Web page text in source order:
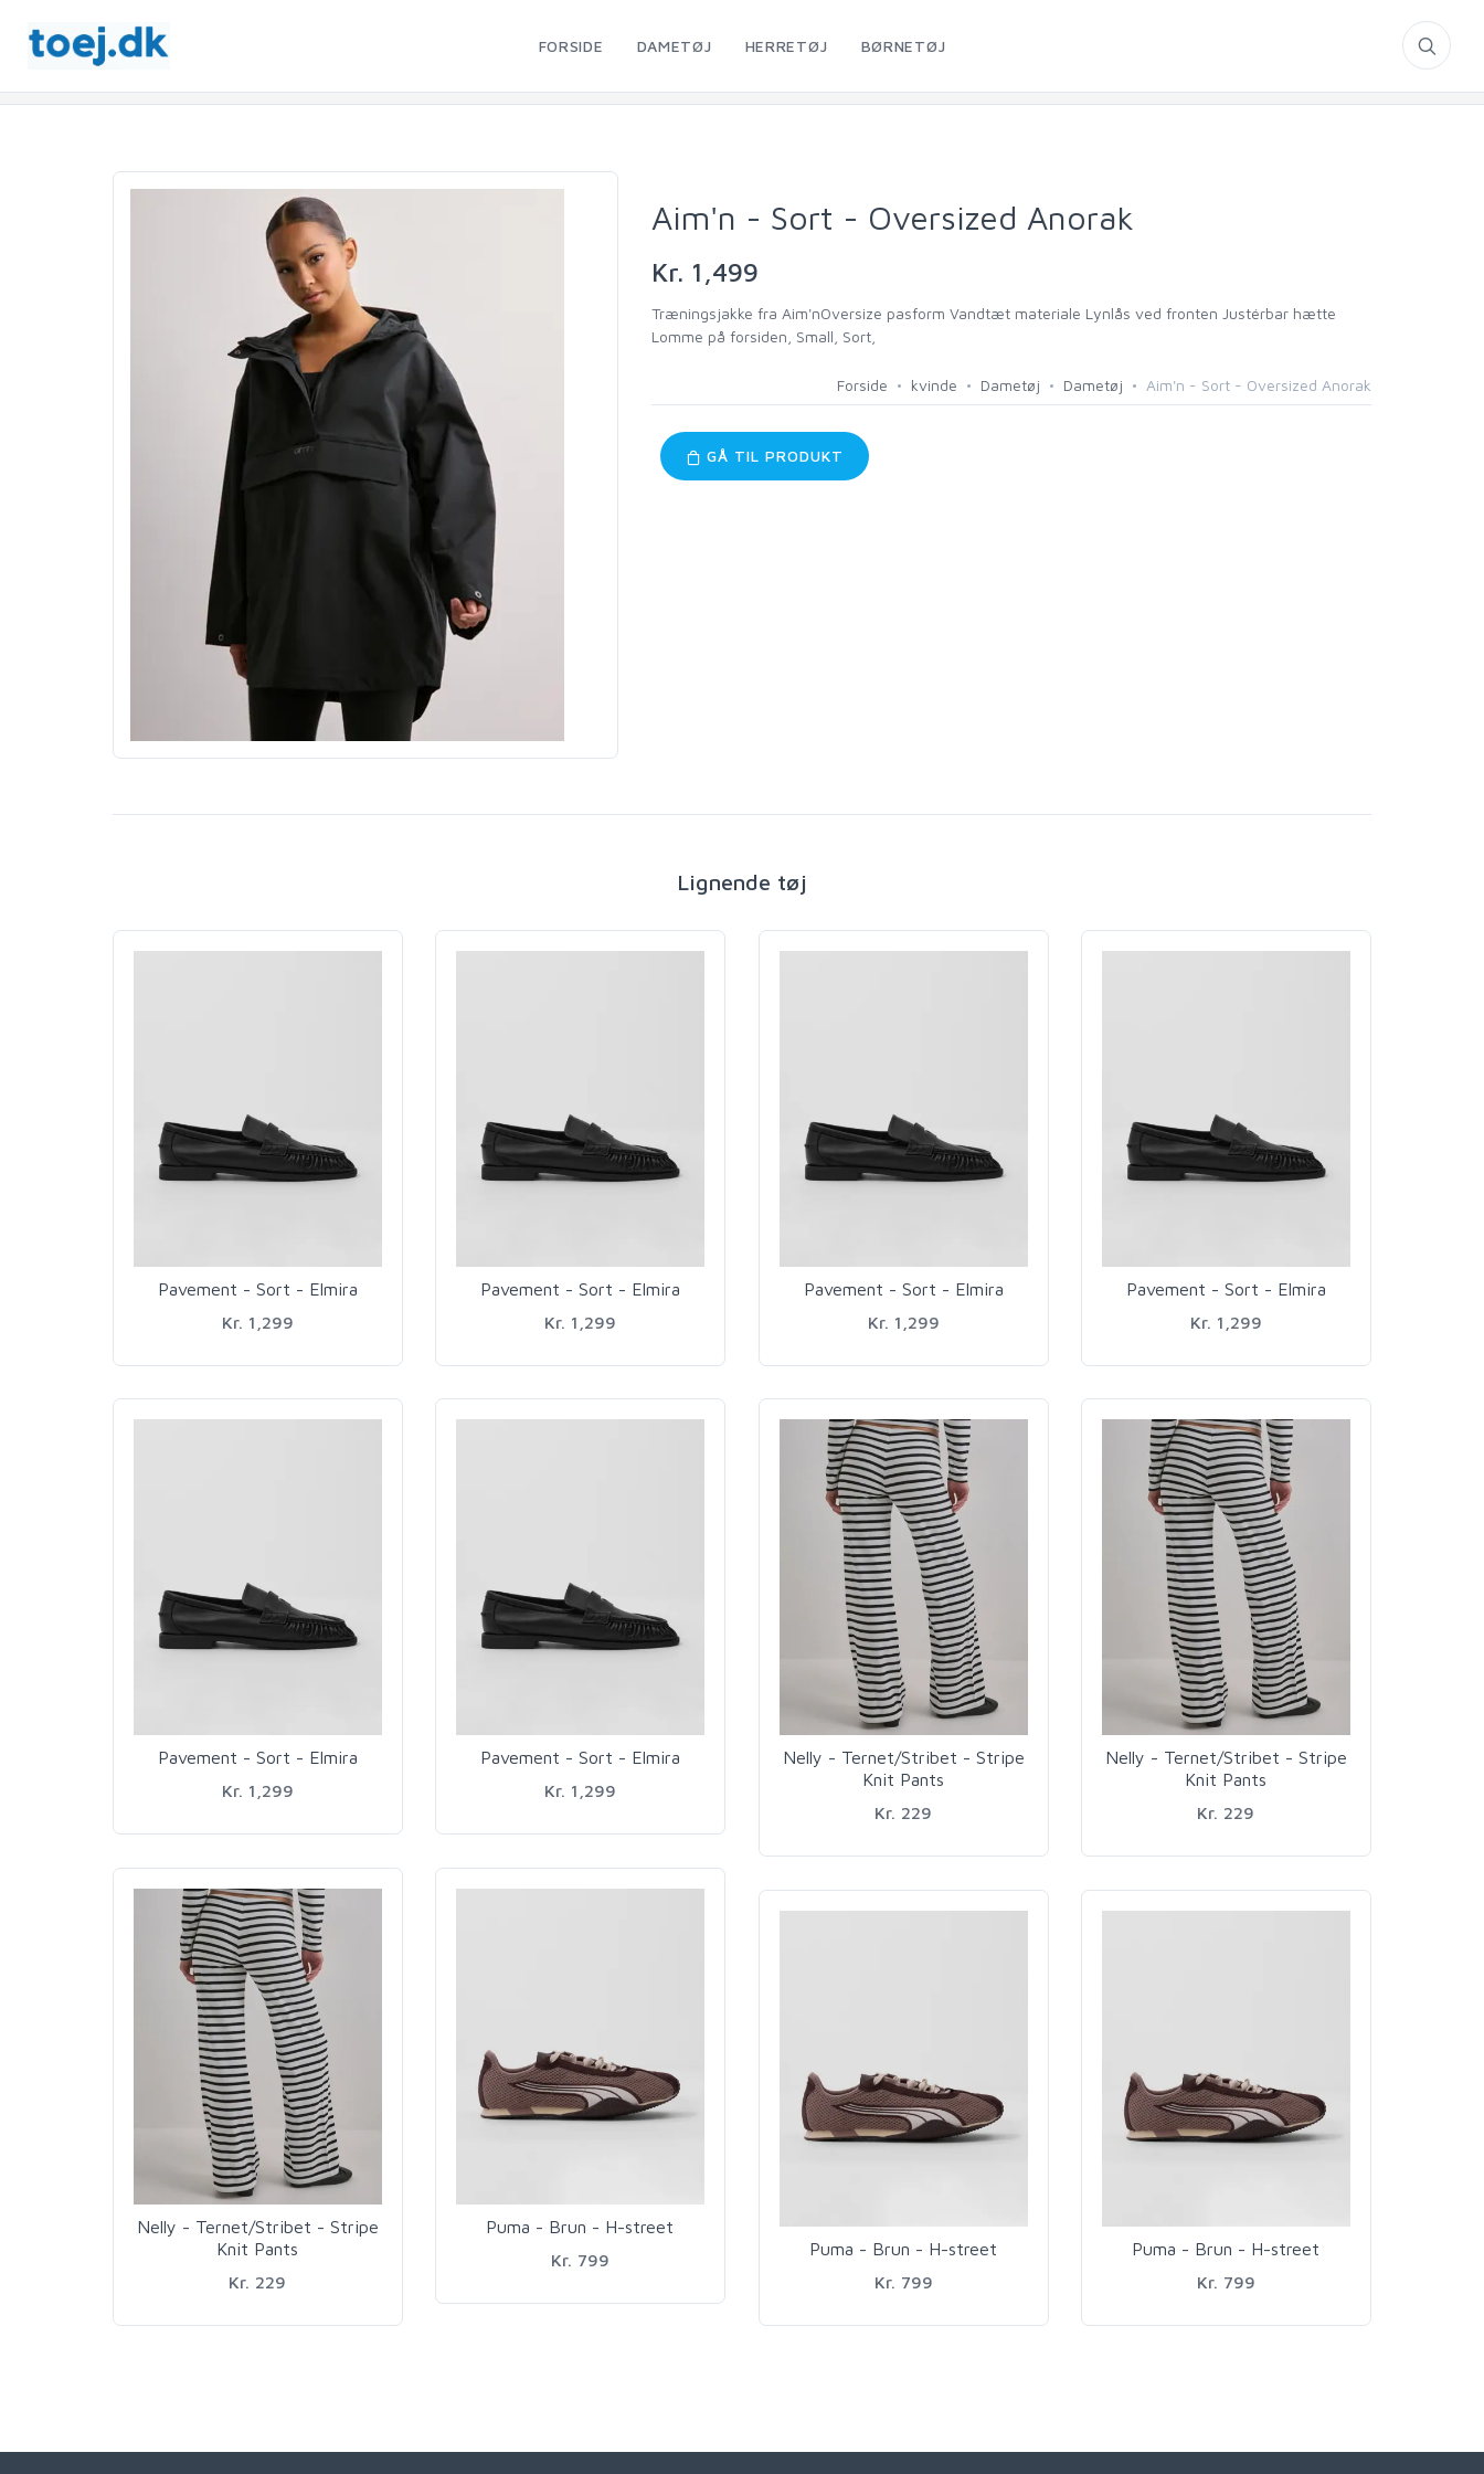
FORSIDE DAMETØJ HERRETØJ BØRNETØJ
Aim'n - Sort - Oversized Anorak
Kr. 1,499
Træningsjakke fra Aim'nOversize pasform Vandtæt materiale Lynlås ved fronten Justérbar hætte
Lomme på forsiden, Small, Sort,
Forside kvinde Dametøj Dametøj Aim'n - Sort - Oversized Anorak
GÅ TIL PRODUKT
Lignende tøj
Pavement - Sort - Elmira
Kr. 1,299
Pavement - Sort - Elmira
Kr. 1,299
Pavement - Sort - Elmira
Kr. 1,299
Pavement - Sort - Elmira
Kr. 1,299
Pavement - Sort - Elmira
Kr. 1,299
Pavement - Sort - Elmira
Kr. 1,299
Nelly - Ternet/Stribet - Stripe
Knit Pants
Kr. 229
Nelly - Ternet/Stribet - Stripe
Knit Pants
Kr. 229
Nelly - Ternet/Stribet - Stripe
Knit Pants
Kr. 229
Puma - Brun - H-street
Kr. 799
Puma - Brun - H-street
Kr. 799
Puma - Brun - H-street
Kr. 799